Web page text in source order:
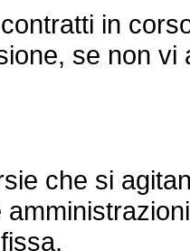
in
se non
che si